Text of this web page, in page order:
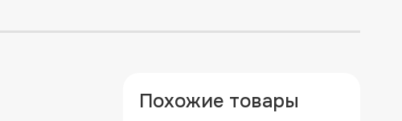
Похожие товары